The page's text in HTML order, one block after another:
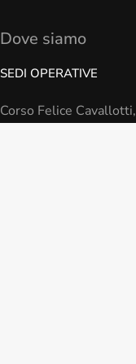
Dove siamo
SEDI OPERATIVE
Corso Felice Cavallotti,